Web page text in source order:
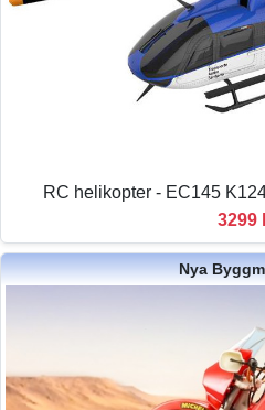
RC helikopter - EC145
3299
Nya